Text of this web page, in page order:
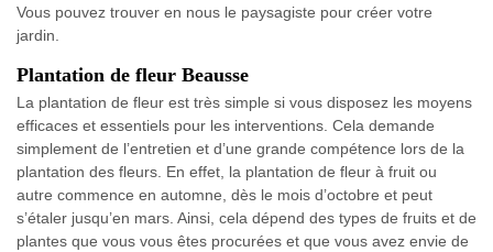
Vous pouvez trouver en nous le paysagiste pour créer votre
jardin.
Plantation de fleur Beausse
La plantation de fleur est très simple si vous disposez les moyens
efficaces et essentiels pour les interventions. Cela demande
simplement de l’entretien et d’une grande compétence lors de la
plantation des fleurs. En effet, la plantation de fleur à fruit ou
autre commence en automne, dès le mois d’octobre et peut
s’étaler jusqu’en mars. Ainsi, cela dépend des types de fruits et de
plantes que vous vous êtes procurées et que vous avez envie de